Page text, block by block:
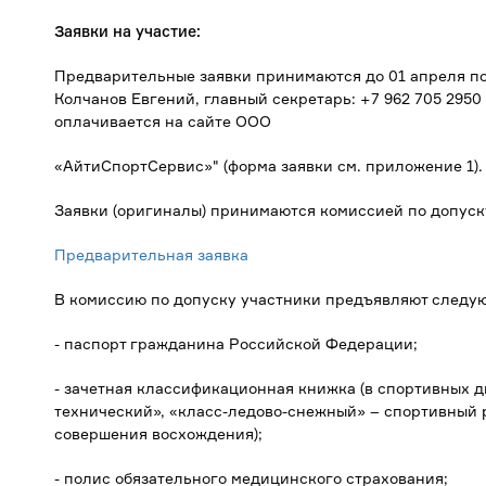
Заявки на участие:
Предварительные заявки принимаются до 01 апреля
Колчанов Евгений, главный секретарь: +7 962 705
оплачивается на сайте ООО
«АйтиСпортСервис»" (форма заявки см. приложение 1).
Заявки (оригиналы) принимаются комиссией по
Предварительная заявка
В комиссию по допуску участники предъявляют
- паспорт гражданина Российской Федерации;
- зачетная классификационная книжка (в спортивных
технический», «класс-ледово-снежный» –
совершения восхождения);
- полис обязательного медицинского страхования;